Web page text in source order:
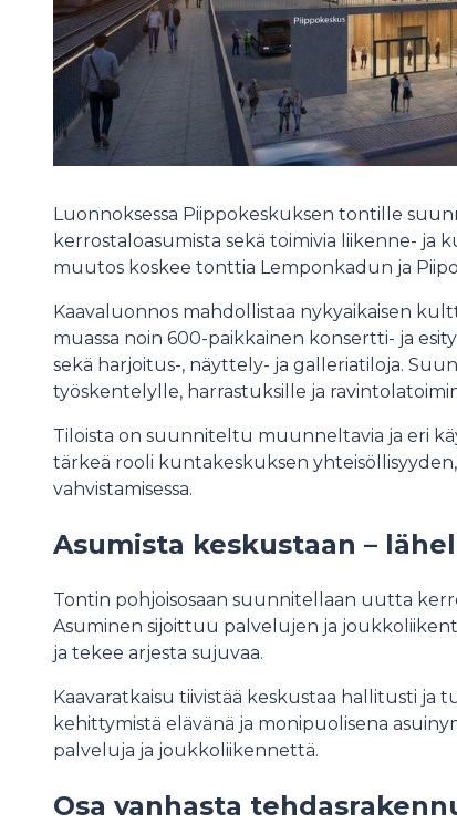
Luonnoksessa Piippokeskuksen tontille
kerrostaloasumista sekä toimivia liikenne- ja
muutos koskee tonttia Lemponkadun ja
Kaavaluonnos mahdollistaa nykyaikaisen
muassa noin 600-paikkainen konsertti- ja
sekä harjoitus-, näyttely- ja galleriatiloja.
työskentelylle, harrastuksille ja
Tiloista on suunniteltu muunneltavia ja eri
tärkeä rooli kuntakeskuksen
vahvistamisessa.
Asumista keskustaan –
Tontin pohjoisosaan suunnitellaan uutta
Asuminen sijoittuu palvelujen ja
ja tekee arjesta sujuvaa.
Kaavaratkaisu tiivistää keskustaa hallitusti ja
kehittymistä elävänä ja monipuolisena
palveluja ja joukkoliikennettä.
Osa vanhasta